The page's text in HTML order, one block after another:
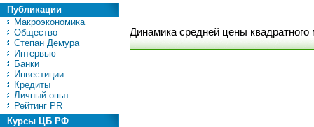
Публикации
Макроэкономика
Общество
Степан Демура
Интервью
Банки
Инвестиции
Кредиты
Личный опыт
Рейтинг PR
Курсы ЦБ РФ
Динамика средней цены